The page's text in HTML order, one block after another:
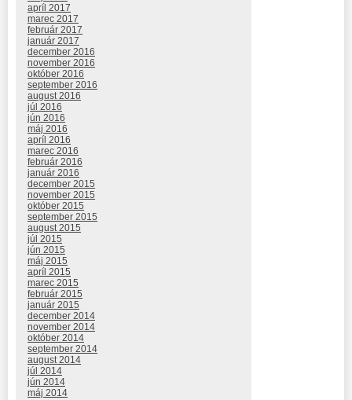
apríl 2017
marec 2017
február 2017
január 2017
december 2016
november 2016
október 2016
september 2016
august 2016
júl 2016
jún 2016
máj 2016
apríl 2016
marec 2016
február 2016
január 2016
december 2015
november 2015
október 2015
september 2015
august 2015
júl 2015
jún 2015
máj 2015
apríl 2015
marec 2015
február 2015
január 2015
december 2014
november 2014
október 2014
september 2014
august 2014
júl 2014
jún 2014
máj 2014